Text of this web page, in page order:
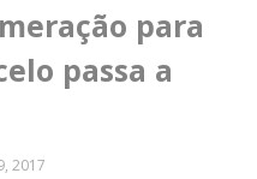
para
passa a
2017